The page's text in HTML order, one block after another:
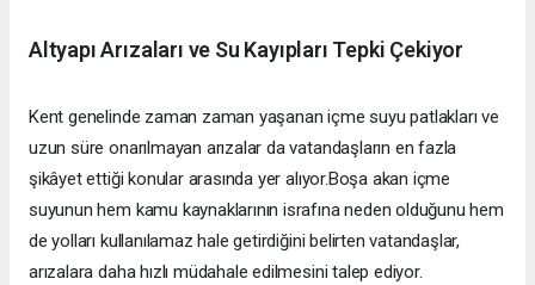
Altyapı Arızaları ve Su Kayıpları Tepki Çekiyor
Kent genelinde zaman zaman yaşanan içme suyu patlakları ve
uzun süre onarılmayan arızalar da vatandaşların en fazla
şikâyet ettiği konular arasında yer alıyor.Boşa akan içme
suyunun hem kamu kaynaklarının israfına neden olduğunu hem
de yolları kullanılamaz hale getirdiğini belirten vatandaşlar,
arızalara daha hızlı müdahale edilmesini talep ediyor.